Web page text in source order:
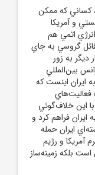
کساني که ممکن
و آمريکا
اتمي هم
گروسي به جاي
به زور
بين‌المللي
جنايت تحميلی جنگ 12روزه به ايران اينست که
فعاليت‌هاي
اين خلاف‌گوئي
ايران فراهم کرد و
ايران حمله
آمريکا و رژيم
12روزه به ايران است بلکه زمينه‌ساز